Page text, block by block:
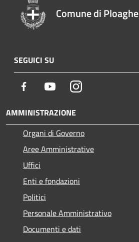
Comune di Ploaghe
SEGUICI SU
Facebook YoutubeInstagram
AMMINISTRAZIONE
Organi di Governo
Aree Amministrative
Uffici
Enti e fondazioni
Politici
Personale Amministrativo
Documenti e dati